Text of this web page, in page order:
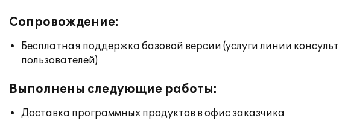
Сопровождение:
Бесплатная поддержка базовой версии (услуги линии
пользователей)
Выполнены следующие работы:
Доставка программных продуктов в офис заказчика